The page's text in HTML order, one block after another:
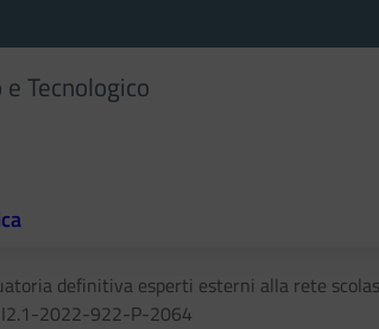
Tecnologico
definitiva esperti esterni alla rete
2022-922-P-2064